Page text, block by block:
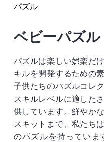
パズル
ベビーパズル
パズルは楽しい娯楽だ
キルを開発するための
子供たちのパズルコレ
スキルレベルに適した
供しています。鮮やか
スキットまで、私たち
のパズルを持っていま